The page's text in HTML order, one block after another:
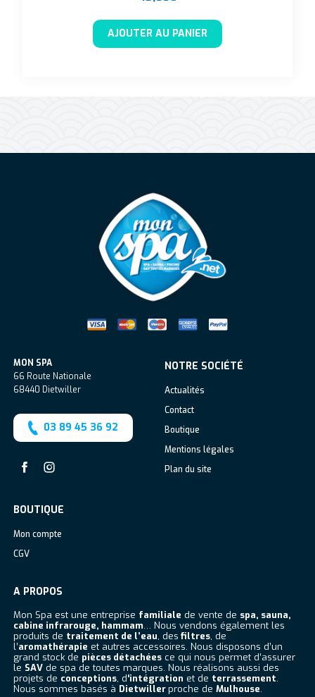
AJOUTER AU PANIER
MON SPA
66 Route Nationale
68440 Dietwiller
03 89 45 36 92
NOTRE SOCIÉTÉ
Actualités
Contact
Boutique
Mentions légales
Plan du site
BOUTIQUE
Mon compte
CGV
A PROPOS
Mon Spa est une entreprise familiale de vente de spa, sauna,
cabine infrarouge, hammam… Nous vendons également les
produits de traitement de l’eau, des filtres, de
l’aromathérapie et autres accessoires. Nous disposons d’un
grand stock de pièces détachéesce qui nous permet d’assurer
le SAVde spa de toutes marques. Nous réalisons aussi des
projets de conceptions, d‘intégration et de terrassement.
Nous sommes basés à Dietwillerproche de Mulhouse.